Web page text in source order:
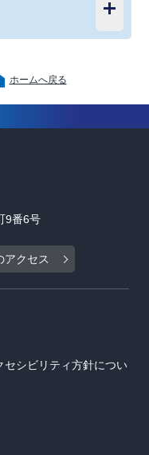
ホームへ戻る
9番6号
アクセス
セシビリティ方針につい